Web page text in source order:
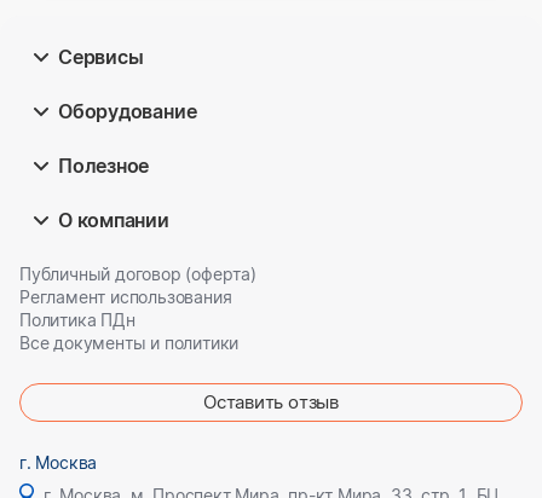
Сервисы
Оборудование
Полезное
О компании
Публичный договор (оферта)
Регламент использования
Политика ПДн
Все документы и политики
Оставить отзыв
г. Москва